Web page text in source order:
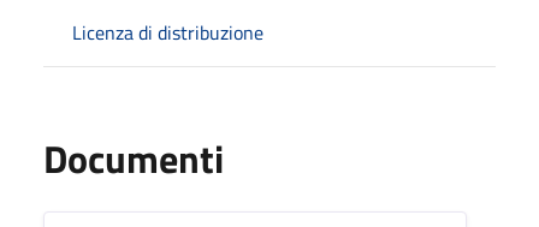
Licenza di distribuzione
Documenti